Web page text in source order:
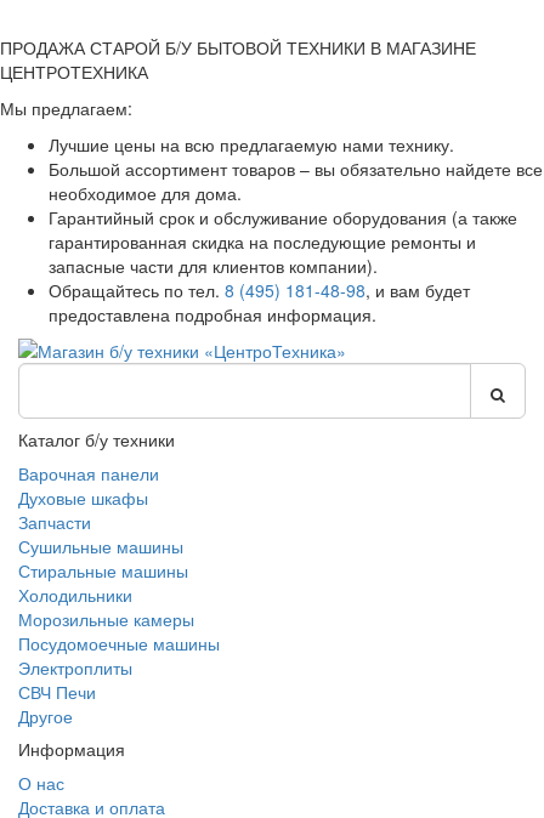
ПРОДАЖА СТАРОЙ Б/У БЫТОВОЙ ТЕХНИКИ В МАГАЗИНЕ
ЦЕНТРОТЕХНИКА
Мы предлагаем:
Лучшие цены на всю предлагаемую нами технику.
Большой ассортимент товаров – вы обязательно найдете все
необходимое для дома.
Гарантийный срок и обслуживание оборудования (а также
гарантированная скидка на последующие ремонты и
запасные части для клиентов компании).
Обращайтесь по тел. 8 (495) 181-48-98, и вам будет
предоставлена подробная информация.
Каталог б/у техники
Варочная панели
Духовые шкафы
Запчасти
Сушильные машины
Стиральные машины
Холодильники
Морозильные камеры
Посудомоечные машины
Электроплиты
СВЧ Печи
Другое
Информация
О нас
Доставка и оплата